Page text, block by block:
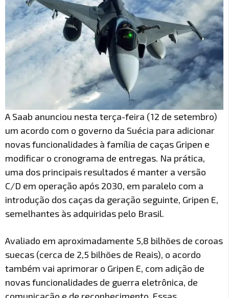
A Saab anunciou nesta terça-feira (12 de setembro)
um acordo com o governo da Suécia para adicionar
novas funcionalidades à família de caças Gripen e
modificar o cronograma de entregas. Na prática,
uma dos principais resultados é manter a versão
C/D em operação após 2030, em paralelo com a
introdução dos caças da geração seguinte, Gripen E,
semelhantes às adquiridas pelo Brasil.
Avaliado em aproximadamente 5,8 bilhões de coroas
suecas (cerca de 2,5 bilhões de Reais), o acordo
também vai aprimorar o Gripen E, com adição de
novas funcionalidades de guerra eletrônica, de